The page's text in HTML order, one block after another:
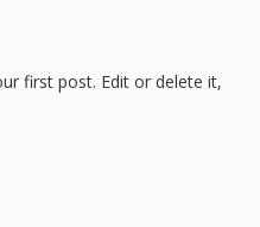
first post. Edit or delete it,